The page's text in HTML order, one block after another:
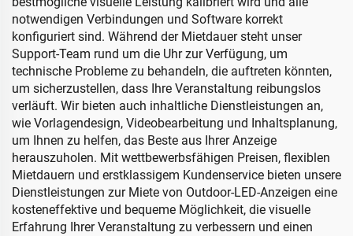
notwendigen Verbindungen und Software korrekt
konfiguriert sind. Während der Mietdauer steht unser
Support-Team rund um die Uhr zur Verfügung, um
technische Probleme zu behandeln, die auftreten könnten,
um sicherzustellen, dass Ihre Veranstaltung reibungslos
verläuft. Wir bieten auch inhaltliche Dienstleistungen an,
wie Vorlagendesign, Videobearbeitung und Inhaltsplanung,
um Ihnen zu helfen, das Beste aus Ihrer Anzeige
herauszuholen. Mit wettbewerbsfähigen Preisen, flexiblen
Mietdauern und erstklassigem Kundenservice bieten unsere
Dienstleistungen zur Miete von Outdoor-LED-Anzeigen eine
kosteneffektive und bequeme Möglichkeit, die visuelle
Erfahrung Ihrer Veranstaltung zu verbessern und einen